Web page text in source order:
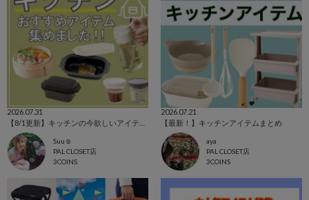
2026.07.31
Suu☺︎
PAL CLOSET店
3COINS
2026.07.21
【最新！】キッチンアイテムまとめ
aya
PAL CLOSET店
3COINS